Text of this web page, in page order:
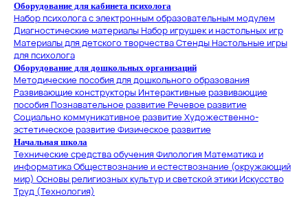
Оборудование для кабинета психолога
Набор психолога с электронным образовательным модулем
Диагностические материалыНабор игрушек и настольных игр
Материалы для детского творчестваСтендыНастольные игры
для психолога
Оборудование для дошкольных организаций
Методические пособия для дошкольного образования
Развивающие конструкторы Интерактивные развивающие
пособияПознавательное развитие Речевое развитие
Социально коммуникативное развитие Художественно-
эстетическое развитие Физическое развитие
Начальная школа
Технические средства обученияФилологияМатематика и
информатикаОбществознание и естествознание (окружающий
мир) Основы религиозных культур и светской этики Искусство
Труд (Технология)